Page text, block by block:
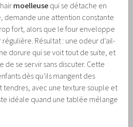
moelleuse qui se détache en
demande une attention constante
fort, alors que le four enveloppe
Résultat : une odeur d’ail-
dorure qui se voit tout de suite, et
de se servir sans discuter. Cette
dès qu’ils mangent des
tendres, avec une texture souple et
idéale quand une tablée mélange